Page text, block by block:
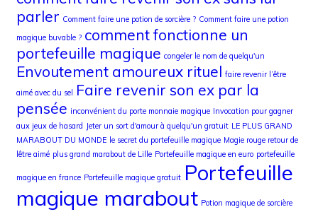
parler Comment faire une potion de sorcière ? Comment faire une potion
magique buvable ? comment fonctionne un
portefeuille magique congeler le nom de quelqu'un
Envoutement amoureux rituel faire revenir l’être
aimé avec du sel
Faire revenir son ex par la
pensée inconvénient du porte monnaie magique Invocation pour gagner
aux jeux de hasard Jeter un sort d'amour à quelqu'un gratuit LE PLUS GRAND
MARABOUT DU MONDE le secret du portefeuille magique Magie rouge retour de
lêtre aimé plus grand marabout de Lille Portefeuille magique en euro portefeuille
magique en france Portefeuille magique gratuit Portefeuille
magique marabout Potion magique de sorcière